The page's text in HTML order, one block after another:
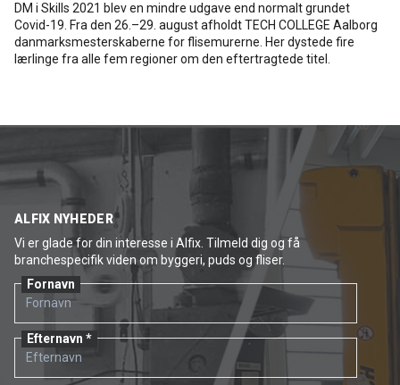
DM i Skills 2021 blev en mindre udgave end normalt grundet
Covid-19. Fra den 26.–29. august afholdt TECH COLLEGE Aalborg
danmarksmesterskaberne for flisemurerne. Her dystede fire
lærlinge fra alle fem regioner om den eftertragtede titel.
ALFIX NYHEDER
Vi er glade for din interesse i Alfix. Tilmeld dig og få
branchespecifik viden om byggeri, puds og fliser.
Fornavn
Efternavn